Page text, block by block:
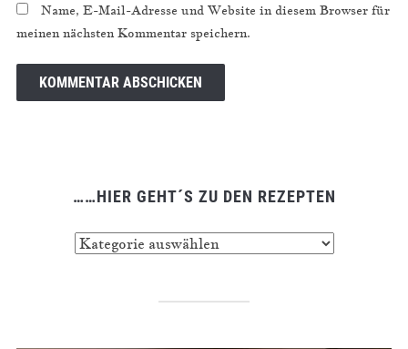
Name, E-Mail-Adresse und Website in diesem Browser für
meinen nächsten Kommentar speichern.
……HIER GEHT´S ZU DEN REZEPTEN